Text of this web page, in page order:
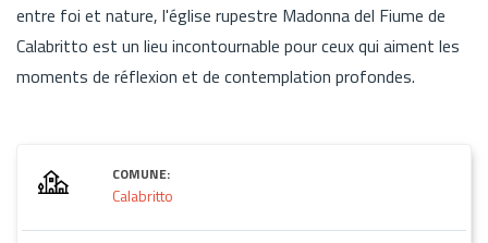
entre foi et nature, l'église rupestre Madonna del Fiume de
Calabritto est un lieu incontournable pour ceux qui aiment les
moments de réflexion et de contemplation profondes.
COMUNE:
Calabritto